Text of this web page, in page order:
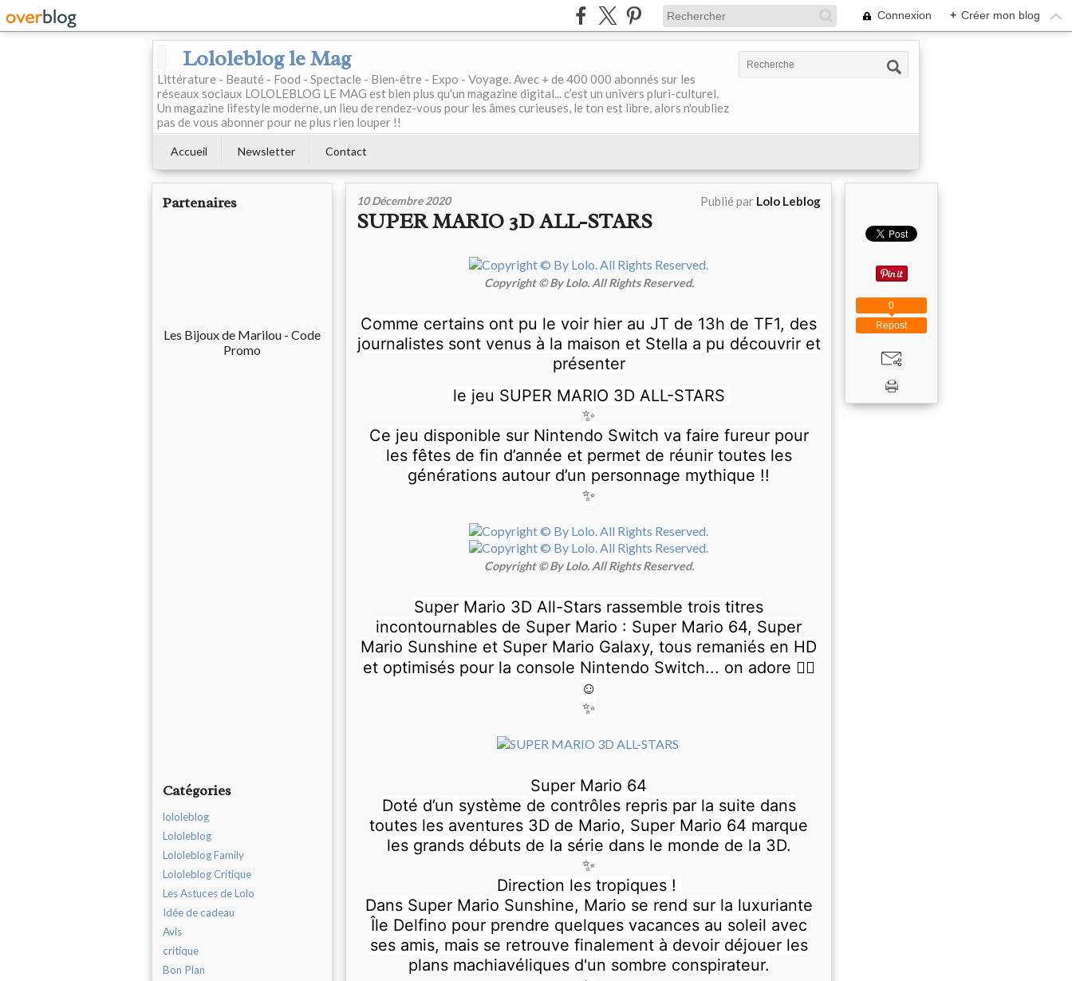
Connexion + Créer mon blog
Lololeblog le Mag
Littérature - Beauté - Food - Spectacle - Bien-être - Expo - Voyage. Avec + de 400 000 abonnés sur les
réseaux sociaux LOLOLEBLOG LE MAG est bien plus qu'un magazine digital... c’est un univers pluri-culturel.
Un magazine lifestyle moderne, un lieu de rendez-vous pour les âmes curieuses, le ton est libre, alors n'oubliez
pas de vous abonner pour ne plus rien louper !!
Accueil Newsletter Contact
Partenaires
Les Bijoux de Marilou - Code
Promo
Catégories
lololeblog
Lololeblog
Lololeblog Family
Lololeblog Critique
Les Astuces de Lolo
Idée de cadeau
Avis
critique
Bon Plan
10 Décembre 2020 Publié par Lolo Leblog
SUPER MARIO 3D ALL-STARS
Copyright © By Lolo. All Rights Reserved.
Comme certains ont pu le voir hier au JT de 13h de TF1, des
journalistes sont venus à la maison et Stella a pu découvrir et
présenter
le jeu SUPER MARIO 3D ALL-STARS
✨
Ce jeu disponible sur Nintendo Switch va faire fureur pour
les fêtes de fin d’année et permet de réunir toutes les
générations autour d’un personnage mythique !!
✨
Copyright © By Lolo. All Rights Reserved.
Super Mario 3D All-Stars rassemble trois titres
incontournables de Super Mario : Super Mario 64, Super
Mario Sunshine et Super Mario Galaxy, tous remaniés en HD
et optimisés pour la console Nintendo Switch... on adore 👍🏻
☺️
✨
Super Mario 64
Doté d’un système de contrôles repris par la suite dans
toutes les aventures 3D de Mario, Super Mario 64 marque
les grands débuts de la série dans le monde de la 3D.
✨
Direction les tropiques !
Dans Super Mario Sunshine, Mario se rend sur la luxuriante
Île Delfino pour prendre quelques vacances au soleil avec
ses amis, mais se retrouve finalement à devoir déjouer les
plans machiavéliques d'un sombre conspirateur.
Repost
0